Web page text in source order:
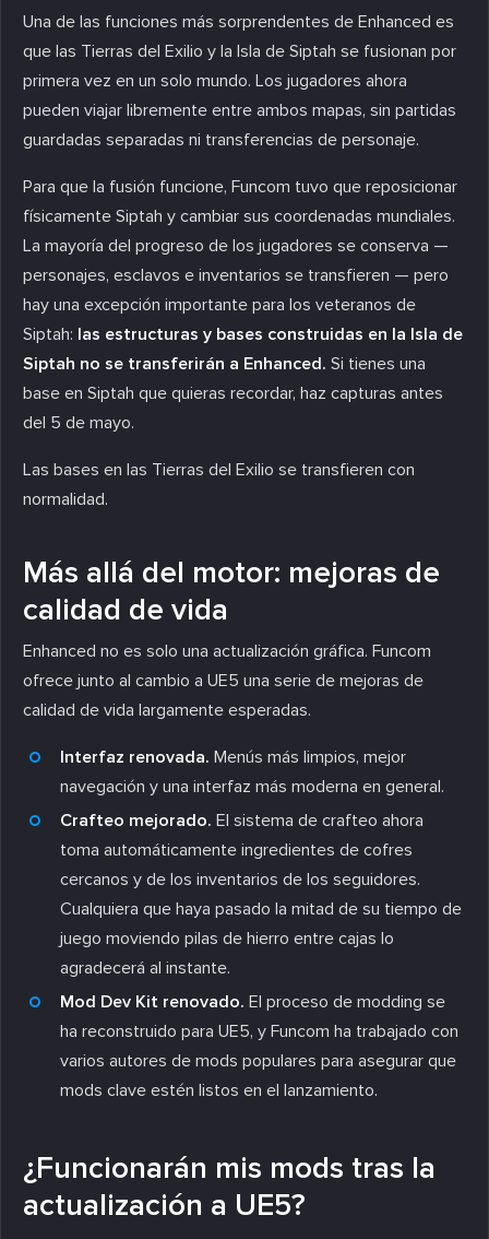
Una de las funciones más sorprendentes de Enhanced es
que las Tierras del Exilio y la Isla de Siptah se fusionan por
primera vez en un solo mundo. Los jugadores ahora
pueden viajar libremente entre ambos mapas, sin partidas
guardadas separadas ni transferencias de personaje.
Para que la fusión funcione, Funcom tuvo que reposicionar
físicamente Siptah y cambiar sus coordenadas mundiales.
La mayoría del progreso de los jugadores se conserva —
personajes, esclavos e inventarios se transfieren — pero
hay una excepción importante para los veteranos de
Siptah: las estructuras y bases construidas en la Isla de
Siptah no se transferirán a Enhanced. Si tienes una
base en Siptah que quieras recordar, haz capturas antes
del 5 de mayo.
Las bases en las Tierras del Exilio se transfieren con
normalidad.
Más allá del motor: mejoras de
calidad de vida
Enhanced no es solo una actualización gráfica. Funcom
ofrece junto al cambio a UE5 una serie de mejoras de
calidad de vida largamente esperadas.
Interfaz renovada. Menús más limpios, mejor
navegación y una interfaz más moderna en general.
Crafteo mejorado. El sistema de crafteo ahora
toma automáticamente ingredientes de cofres
cercanos y de los inventarios de los seguidores.
Cualquiera que haya pasado la mitad de su tiempo de
juego moviendo pilas de hierro entre cajas lo
agradecerá al instante.
Mod Dev Kit renovado. El proceso de modding se
ha reconstruido para UE5, y Funcom ha trabajado con
varios autores de mods populares para asegurar que
mods clave estén listos en el lanzamiento.
¿Funcionarán mis mods tras la
actualización a UE5?